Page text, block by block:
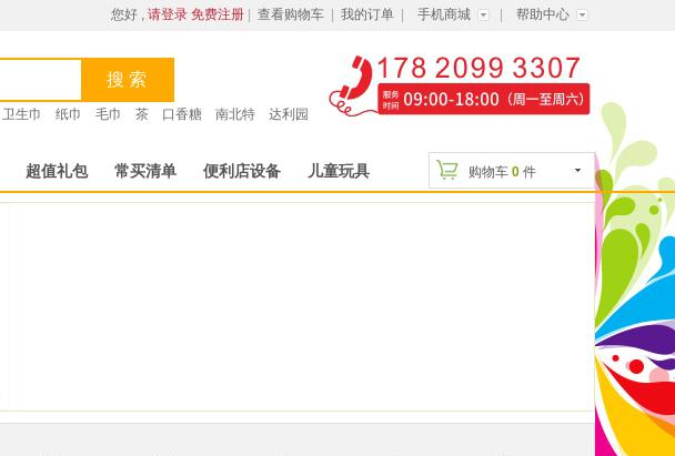
查看购物车 我的订单 手机商城 帮助中心
您好 , 请登录 免费注册
搜 索
卫生巾 纸巾 毛巾 茶 口香糖 南北特 达利园
超值礼包 常买清单 便利店设备 儿童玩具 购物车 0 件